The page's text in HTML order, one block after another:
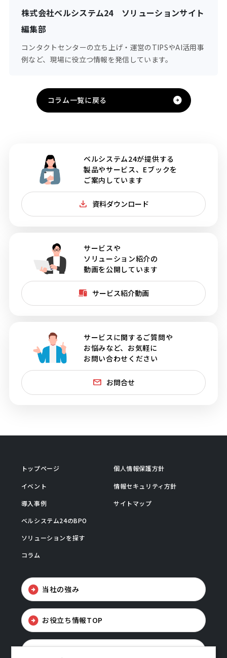
株式会社ベルシステム24 ソリューションサイト
編集部
コンタクトセンターの立ち上げ・運営のTIPSやAI活用事
例など、現場に役立つ情報を発信しています。
コラム一覧に戻る
ベルシステム24が提供する
製品やサービス、Eブックを
ご案内しています
資料ダウンロード
サービスや
ソリューション紹介の
動画を公開しています
サービス紹介動画
サービスに関するご質問や
お悩みなど、お気軽に
お問い合わせください
お問合せ
トップページ
イベント
導入事例
ベルシステム24のBPO
ソリューションを探す
コラム
個人情報保護方針
情報セキュリティ方針
サイトマップ
当社の強み
お役立ち情報TOP